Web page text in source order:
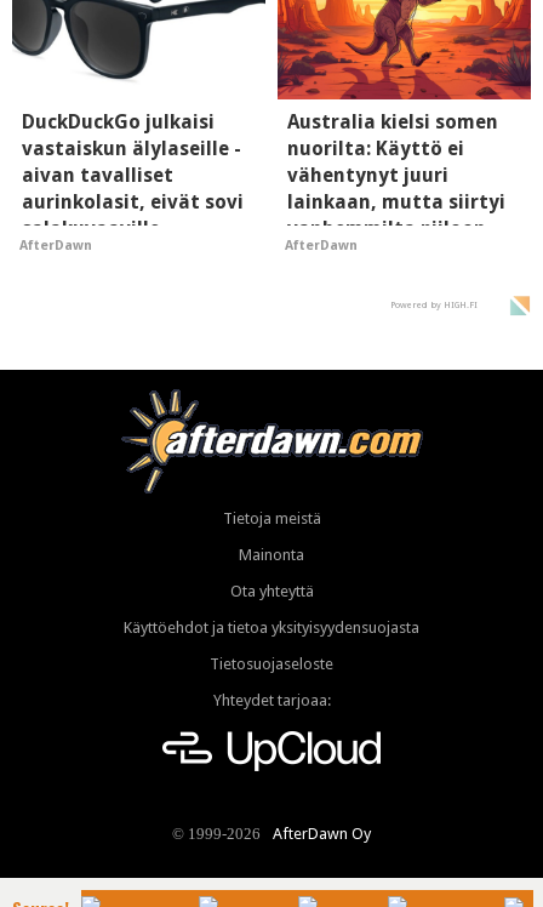
DuckDuckGo julkaisi
vastaiskun älylaseille -
aivan tavalliset
aurinkolasit, eivät sovi
salakuvaaville
hyypiöille
AfterDawn
Australia kielsi somen
nuorilta: Käyttö ei
vähentynyt juuri
lainkaan, mutta siirtyi
vanhemmilta piiloon
AfterDawn
Powered by HIGH.FI
Tietoja meistä
Mainonta
Ota yhteyttä
Käyttöehdot ja tietoa yksityisyydensuojasta
Tietosuojaseloste
Yhteydet tarjoaa:
© 1999-2026 AfterDawn Oy